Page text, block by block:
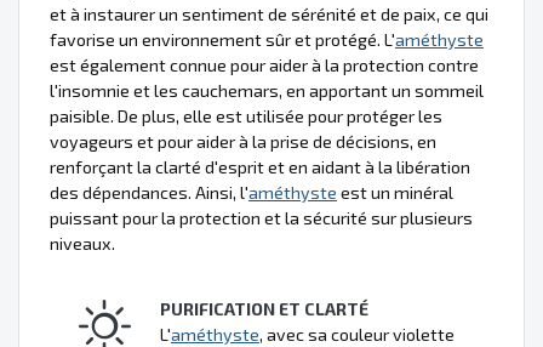
et à instaurer un sentiment de sérénité et de paix, ce qui
favorise un environnement sûr et protégé. L'améthyste
est également connue pour aider à la protection contre
l'insomnie et les cauchemars, en apportant un sommeil
paisible. De plus, elle est utilisée pour protéger les
voyageurs et pour aider à la prise de décisions, en
renforçant la clarté d'esprit et en aidant à la libération
des dépendances. Ainsi, l'améthyste est un minéral
puissant pour la protection et la sécurité sur plusieurs
niveaux.
PURIFICATION ET CLARTÉ
L'améthyste, avec sa couleur violette